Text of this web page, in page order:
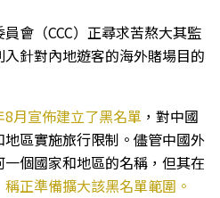
會（CCC）正尋求苦熬大其監
針對內地遊客的海外賭場目的
月宣佈建立了黑名單 ，對中國
區實施旅行限制。儘管中國外
個國家和地區的名稱，但其在
稱正準備擴大該黑名單範圍。